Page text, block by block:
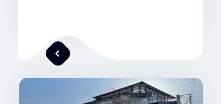
محمد صنعتی